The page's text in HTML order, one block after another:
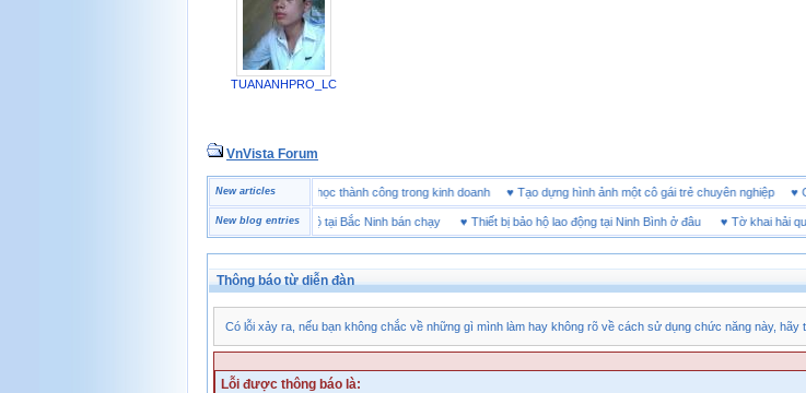
TUANANHPRO_LC
VnVista Forum
New articles
Một số câu hỏi phỏng vấn “đặc biệt” của Microsoft 4 bài học thành công trong kinh doanh♥Tạo dựng hình ảnh một cô gái trẻ chuyên nghiệp
New blog entries
Thương hiệu giày bảo hộ tại Bắc Ninh bán chạy♥ Thiết bị bảo hộ lao động tại Ninh Bình ở đâu♥ Tờ khai hải quan
Thông báo từ diễn đàn
Có lỗi xảy ra, nếu bạn không chắc về những gì mình làm hay không rõ về cách sử dụng chức năng này, hãy
Lỗi được thông báo là: